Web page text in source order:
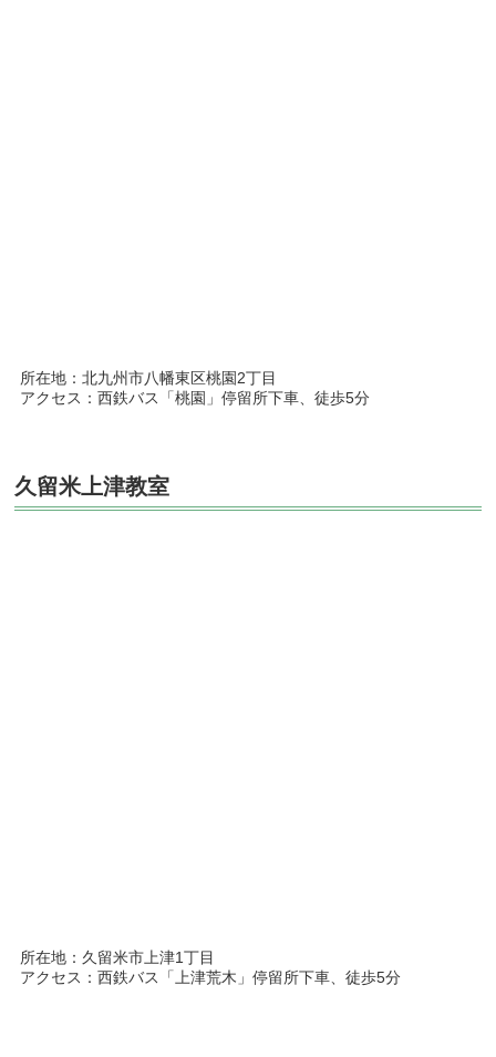
所在地：北九州市八幡東区桃園2丁目
アクセス：西鉄バス「桃園」停留所下車、徒歩5分
久留米上津教室
所在地：久留米市上津1丁目
アクセス：西鉄バス「上津荒木」停留所下車、徒歩5分